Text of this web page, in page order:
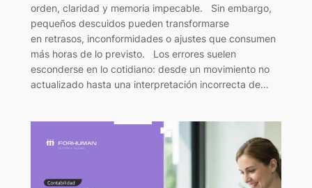
orden, claridad y memoria impecable. Sin embargo,
pequeños descuidos pueden transformarse
en retrasos, inconformidades o ajustes que consumen
más horas de lo previsto. Los errores suelen
esconderse en lo cotidiano: desde un movimiento no
actualizado hasta una interpretación incorrecta de…